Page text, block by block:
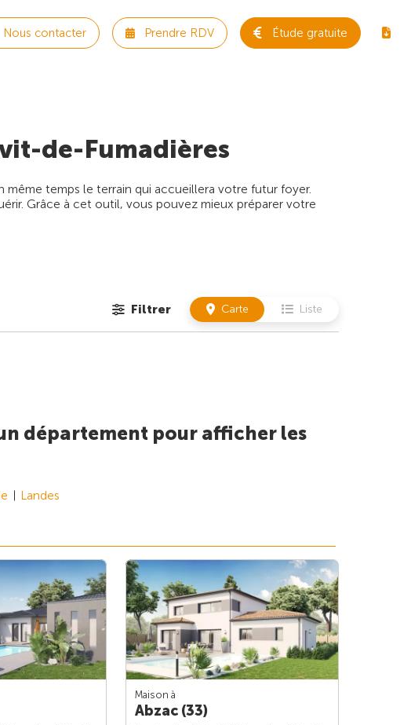
Nous contacter Prendre RDV Étude gratuite
de-Fumadières
temps le terrain qui accueillera votre futur foyer.
Grâce à cet outil, vous pouvez mieux préparer votre
Filtrer Carte Liste
département pour afficher les
Landes
Maison à
Abzac (33)